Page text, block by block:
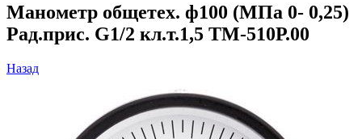
Манометр общетех. ф100 (МПа 0- 0,25)
Рад.прис. G1/2 кл.т.1,5 ТМ-510Р.00
Назад